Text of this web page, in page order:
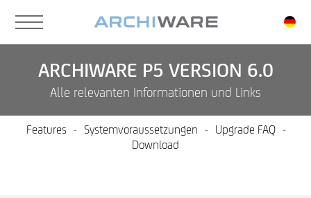
main
content
ARCHIWARE P5 VERSION 6.0
Alle relevanten Informationen und Links
Features - Systemvoraussetzungen - Upgrade FAQ -
Download